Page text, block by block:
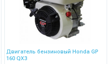
Двигатель бензиновый Honda GP
160 QX3